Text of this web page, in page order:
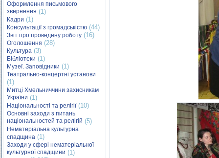
Оформлення письмового
звернення (1)
Кадри (1)
Консультації з громадськістю (44)
Звіт про проведену роботу (16)
Оголошення (28)
Культура (3)
Бібліотеки (1)
Музеї. Заповідники (1)
Театрально-концертні установи
(1)
Митці Хмельниччини захисникам
України (1)
Національності та релігії(10)
Основні заходи з питань
національностей та релігій (5)
Нематеріальна культурна
спадщина (1)
Заходи у сфері нематеріальної
культурної спадщини (1)